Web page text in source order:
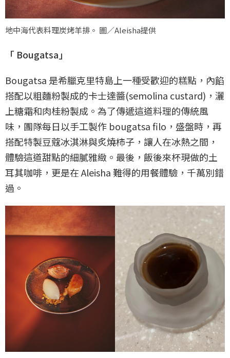
地中海代表料理炭烤羊排。 圖／Aleisha提供
「 Bougatsa」
Bougatsa 是希臘克里特島上一種受歡迎的糕點，內餡
搭配以粗麵粉製成的卡士達醬(semolina custard)，灑
上糖霜和肉桂粉製成。為了傳遞這道料理的傳統風
味，團隊每日以手工製作 bougatsa filo，盛盤時，再
搭配特製豆蔻冰淇淋與炙燒柿子，讓人在冰熱之間，
體驗這道甜點的細膩雅緻。最後，飯後來杯現做的土
耳其咖啡，更是在 Aleisha 難得的用餐體驗，千萬別錯
過。